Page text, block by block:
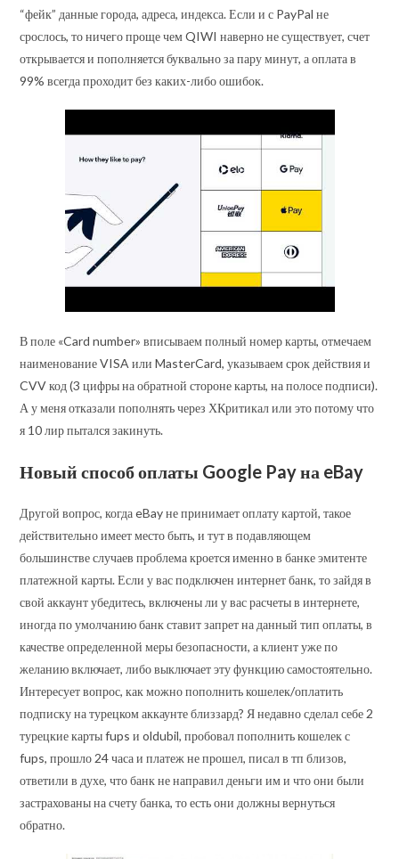
“фейк” данные города, адреса, индекса. Если и с PayPal не
срослось, то ничего проще чем QIWI наверно не существует, счет
открывается и пополняется буквально за пару минут, а оплата в
99% всегда проходит без каких-либо ошибок.
В поле «Card number» вписываем полный номер карты, отмечаем
наименование VISA или MasterCard, указываем срок действия и
CVV код (3 цифры на обратной стороне карты, на полосе подписи).
А у меня отказали пополнять через ХКритикал или это потому что
я 10 лир пытался закинуть.
Новый способ оплаты Google Pay на eBay
Другой вопрос, когда eBay не принимает оплату картой, такое
действительно имеет место быть, и тут в подавляющем
большинстве случаев проблема кроется именно в банке эмитенте
платежной карты. Если у вас подключен интернет банк, то зайдя в
свой аккаунт убедитесь, включены ли у вас расчеты в интернете,
иногда по умолчанию банк ставит запрет на данный тип оплаты, в
качестве определенной меры безопасности, а клиент уже по
желанию включает, либо выключает эту функцию самостоятельно.
Интересует вопрос, как можно пополнить кошелек/оплатить
подписку на турецком аккаунте близзард? Я недавно сделал себе 2
турецкие карты fups и oldubil, пробовал пополнить кошелек с
fups, прошло 24 часа и платеж не прошел, писал в тп близов,
ответили в духе, что банк не направил деньги им и что они были
застрахованы на счету банка, то есть они должны вернуться
обратно.